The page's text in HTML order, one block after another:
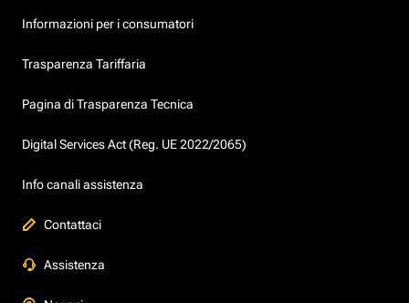
Informazioni per i consumatori
Trasparenza Tariffaria
Pagina di Trasparenza Tecnica
Digital Services Act (Reg. UE 2022/2065)
Info canali assistenza
Contattaci
Assistenza